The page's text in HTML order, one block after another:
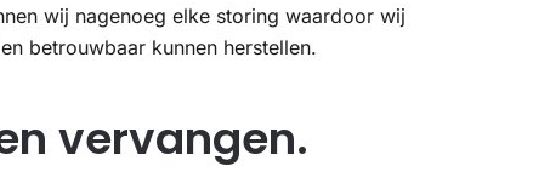
wij nagenoeg elke storing waardoor wij
betrouwbaar kunnen herstellen.
vervangen.